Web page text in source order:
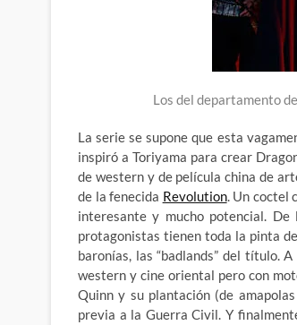
Los del departamento
La serie se supone que esta
inspiró a Toriyama para crear
de western y de película china de
de la fenecida Revolution. Un coctel
interesante y mucho potencial.
protagonistas tienen toda la pinta
baronías, las “badlands” del título.
western y cine oriental pero con
Quinn y su plantación (de
previa a la Guerra Civil. Y